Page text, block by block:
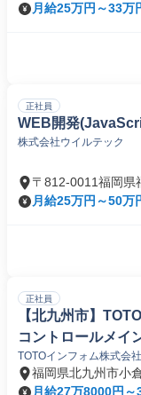
月給25万円～33万
正社員
WEB開発
株式会社ウイルテック
〒812-0011福岡県
月給25万円～50万
正社員
【北九州市】
コントロールメイ
TOTOインフォム株式会社
福岡県北九州市小
月給27万8000円～